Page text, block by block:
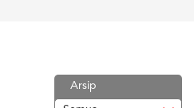
Arsip